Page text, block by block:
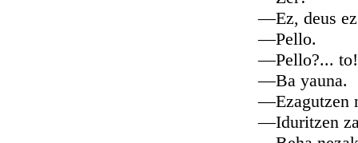
—Ez, deus ez...
—Pello.
—Pello?... to!
—Ba yauna.
—Ezagutzen
—Iduritzen zait